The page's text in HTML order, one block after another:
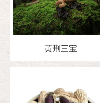
黄荆三宝